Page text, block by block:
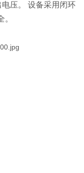
压。 设备采用闭环